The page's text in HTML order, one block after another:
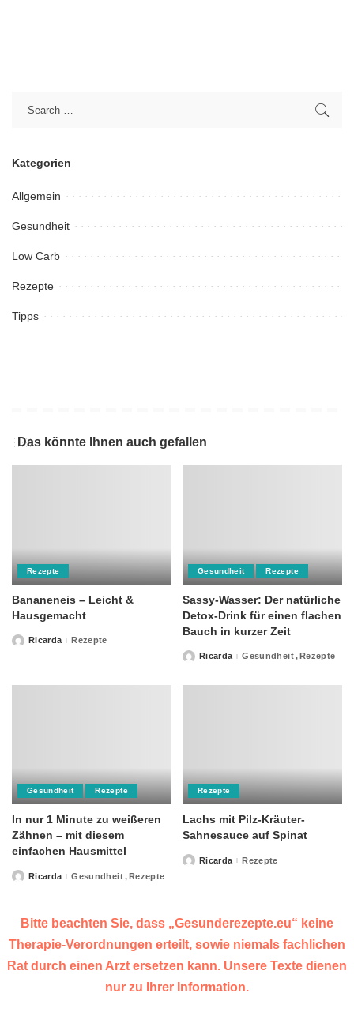
Kategorien
Allgemein
Gesundheit
Low Carb
Rezepte
Tipps
Das könnte Ihnen auch gefallen
Rezepte
Bananeneis – Leicht &
Hausgemacht
PostedRicarda Rezepte
Gesundheit Rezepte
Sassy-Wasser: Der natürliche
Detox-Drink für einen flachen
Bauch in kurzer Zeit
PostedRicarda Gesundheit Rezepte
Gesundheit Rezepte
In nur 1 Minute zu weißeren
Zähnen – mit diesem
einfachen Hausmittel
PostedRicarda Gesundheit Rezepte
Rezepte
Lachs mit Pilz-Kräuter-
Sahnesauce auf Spinat
PostedRicarda Rezepte
Bitte beachten Sie, dass „Gesunderezepte.eu“ keine
Therapie-Verordnungen erteilt, sowie niemals fachlichen
Rat durch einen Arzt ersetzen kann. Unsere Texte dienen
nur zu Ihrer Information.